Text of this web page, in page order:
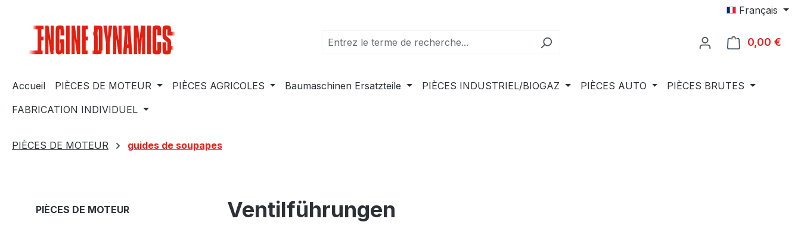
Français
0,00 €
Accueil PIÈCES DE MOTEUR PIÈCES AGRICOLES Baumaschinen Ersatzteile PIÈCES INDUSTRIEL/BIOGAZ PIÈCES AUTO
PIÈCES BRUTES
FABRICATION INDIVIDUEL
PIÈCES DE MOTEUR guides de soupapes
PIÈCES DE MOTEUR Ventilführungen